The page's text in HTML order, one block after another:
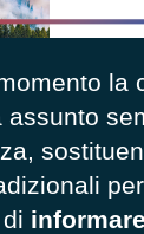
la
assunto